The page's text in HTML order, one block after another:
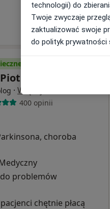
płatności
Robowski
· Więcej
400 opinii
choroba
problemów
chętnie płacą
technologii) do
Twoje zwyczaje
zaktualizować swoje
do polityk